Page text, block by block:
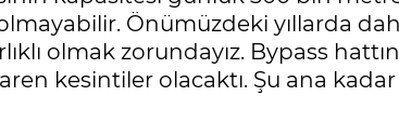
Önümüzdeki yıllarda
olmak zorundayız. Bypass
kesintiler olacaktı. Şu ana